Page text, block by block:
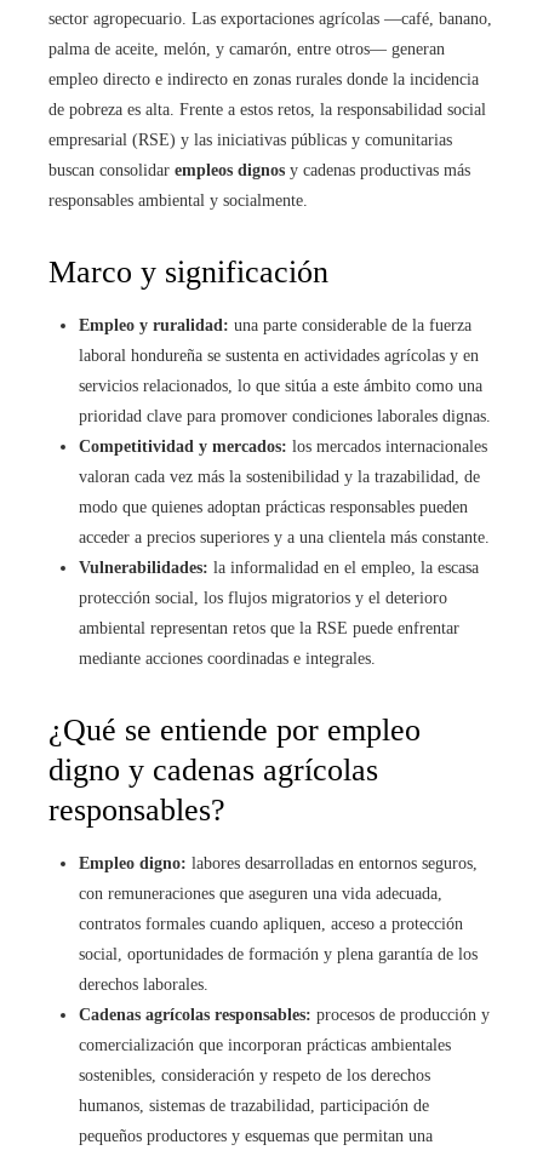
sector agropecuario. Las exportaciones agrícolas —café, banano,
palma de aceite, melón, y camarón, entre otros— generan
empleo directo e indirecto en zonas rurales donde la incidencia
de pobreza es alta. Frente a estos retos, la responsabilidad social
empresarial (RSE) y las iniciativas públicas y comunitarias
buscan consolidar empleos dignos y cadenas productivas más
responsables ambiental y socialmente.
Marco y significación
Empleo y ruralidad: una parte considerable de la fuerza
laboral hondureña se sustenta en actividades agrícolas y en
servicios relacionados, lo que sitúa a este ámbito como una
prioridad clave para promover condiciones laborales dignas.
Competitividad y mercados: los mercados internacionales
valoran cada vez más la sostenibilidad y la trazabilidad, de
modo que quienes adoptan prácticas responsables pueden
acceder a precios superiores y a una clientela más constante.
Vulnerabilidades: la informalidad en el empleo, la escasa
protección social, los flujos migratorios y el deterioro
ambiental representan retos que la RSE puede enfrentar
mediante acciones coordinadas e integrales.
¿Qué se entiende por empleo
digno y cadenas agrícolas
responsables?
Empleo digno: labores desarrolladas en entornos seguros,
con remuneraciones que aseguren una vida adecuada,
contratos formales cuando apliquen, acceso a protección
social, oportunidades de formación y plena garantía de los
derechos laborales.
Cadenas agrícolas responsables: procesos de producción y
comercialización que incorporan prácticas ambientales
sostenibles, consideración y respeto de los derechos
humanos, sistemas de trazabilidad, participación de
pequeños productores y esquemas que permitan una